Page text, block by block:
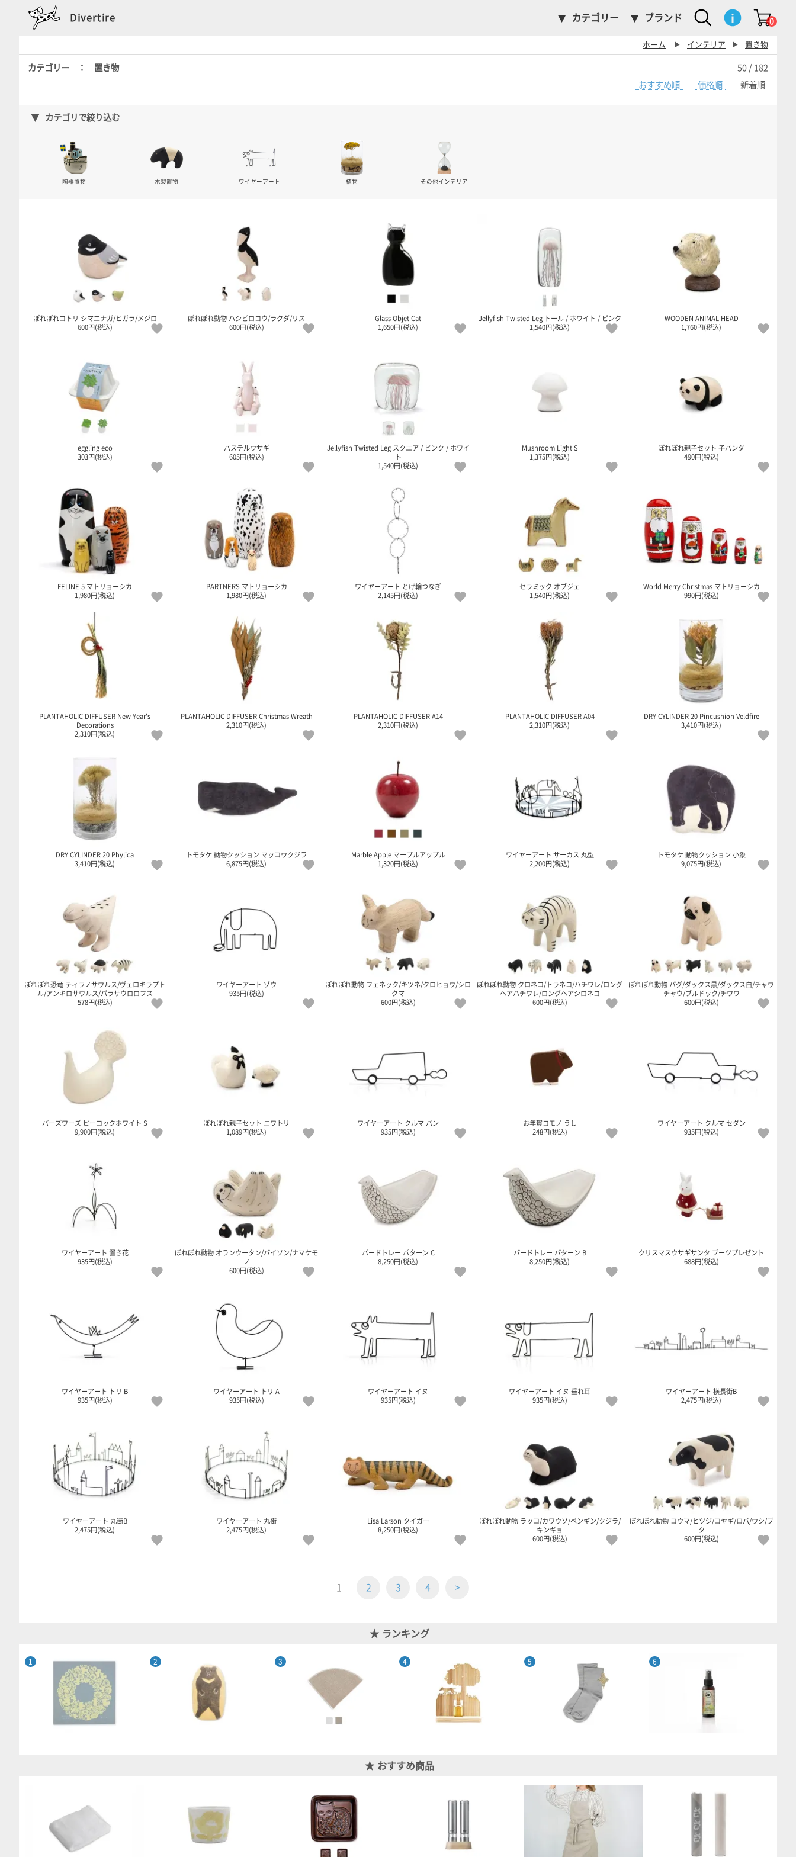
Divertire カテゴリー ブランド 0
ホーム ▶ インテリア ▶ 置き物
カテゴリー ： 置き物
50 / 182
おすすめ順
価格順 新着順
カテゴリで絞り込む
陶器置物 木製置物 ワイヤーアート 植物 その他インテリア
ぽれぽれコトリ シマエナガ/ヒガラ/メジロ
600円(税込)
ぽれぽれ動物 ハシビロコウ/ラクダ/リス
600円(税込)
Glass Objet Cat
1,650円(税込)
Jellyfish Twisted Leg トール / ホワイト / ピンク
1,540円(税込)
WOODEN ANIMAL HEAD
1,760円(税込)
eggling eco
303円(税込)
パステルウサギ
605円(税込)
Jellyfish Twisted Leg スクエア / ピンク / ホワイ
ト
1,540円(税込)
Mushroom Light S
1,375円(税込)
ぽれぽれ親子セット 子パンダ
490円(税込)
FELINE 5 マトリョーシカ
1,980円(税込)
PARTNERS マトリョーシカ
1,980円(税込)
ワイヤーアート とげ輪つなぎ
2,145円(税込)
セラミック オブジェ
1,540円(税込)
World Merry Christmas マトリョーシカ
990円(税込)
PLANTAHOLIC DIFFUSER New Year's
Decorations
2,310円(税込)
PLANTAHOLIC DIFFUSER Christmas Wreath
2,310円(税込)
PLANTAHOLIC DIFFUSER A14
2,310円(税込)
PLANTAHOLIC DIFFUSER A04
2,310円(税込)
DRY CYLINDER 20 Pincushion Veldfire
3,410円(税込)
DRY CYLINDER 20 Phylica
3,410円(税込)
トモタケ 動物クッション マッコウクジラ
6,875円(税込)
Marble Apple マーブルアップル
1,320円(税込)
ワイヤーアート サーカス 丸型
2,200円(税込)
トモタケ 動物クッション 小象
9,075円(税込)
ぽれぽれ恐竜 ティラノサウルス/ヴェロキラプト
ル/アンキロサウルス/パラサウロロフス
578円(税込)
ワイヤーアート ゾウ
935円(税込)
ぽれぽれ動物 フェネック/キツネ/クロヒョウ/シロ
クマ
600円(税込)
ぽれぽれ動物 クロネコ/トラネコ/ハチワレ/ロング
ヘアハチワレ/ロングヘアシロネコ
600円(税込)
ぽれぽれ動物 パグ/ダックス黒/ダックス白/チャウ
チャウ/ブルドック/チワワ
600円(税込)
バーズワーズ ピーコックホワイト S
9,900円(税込)
ぽれぽれ親子セット ニワトリ
1,089円(税込)
ワイヤーアート クルマ バン
935円(税込)
お年賀コモノ うし
248円(税込)
ワイヤーアート クルマ セダン
935円(税込)
ワイヤーアート 置き花
935円(税込)
ぽれぽれ動物 オランウータン/バイソン/ナマケモ
ノ
600円(税込)
バードトレー パターン C
8,250円(税込)
バードトレー パターン B
8,250円(税込)
クリスマスウサギサンタ ブーツプレゼント
688円(税込)
ワイヤーアート トリ B
935円(税込)
ワイヤーアート トリ A
935円(税込)
ワイヤーアート イヌ
935円(税込)
ワイヤーアート イヌ 垂れ耳
935円(税込)
ワイヤーアート 横長街B
2,475円(税込)
ワイヤーアート 丸街B
2,475円(税込)
ワイヤーアート 丸街
2,475円(税込)
Lisa Larson タイガー
8,250円(税込)
ぽれぽれ動物 ラッコ/カワウソ/ペンギン/クジラ/
キンギョ
600円(税込)
ぽれぽれ動物 コウマ/ヒツジ/コヤギ/ロバ/ウシ/ブ
タ
600円(税込)
1 2 3 4 >
ランキング
おすすめ商品